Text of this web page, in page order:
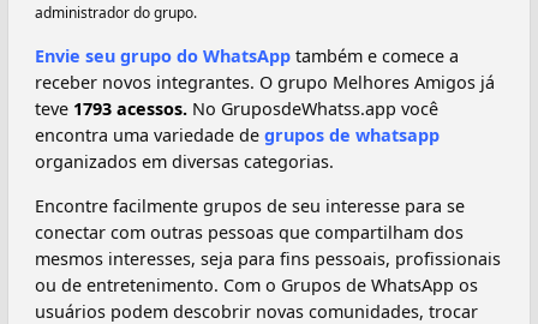
administrador do grupo.
Envie seu grupo do WhatsApp também e comece a
receber novos integrantes. O grupo Melhores Amigos já
teve 1793 acessos. No GruposdeWhatss.app você
encontra uma variedade de grupos de whatsapp
organizados em diversas categorias.
Encontre facilmente grupos de seu interesse para se
conectar com outras pessoas que compartilham dos
mesmos interesses, seja para fins pessoais, profissionais
ou de entretenimento. Com o Grupos de WhatsApp os
usuários podem descobrir novas comunidades, trocar